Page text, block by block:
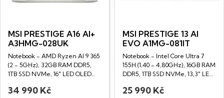
MSI PRESTIGE A16 AI+
A3HMG-028UK
Notebook - AMD Ryzen AI 9 365
(2 - 5GHz), 32GB RAM DDR5,
1TB SSD NVMe, 16" LED OLED
34 990 Kč
MSI PRESTIGE 13 AI
EVO A1MG-081IT
Notebook - Intel Core Ultra 7
155H (1,40 - 4,80GHz), 16GB RAM
DDR5, 1TB SSD NVMe, 13,3" LED
25 990 Kč